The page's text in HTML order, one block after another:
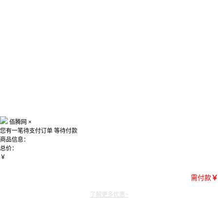
佰腾网 ×
您有一笔待支付订单 等待付款
商品信息：
总价：
￥
需付款￥
了解更多优惠~